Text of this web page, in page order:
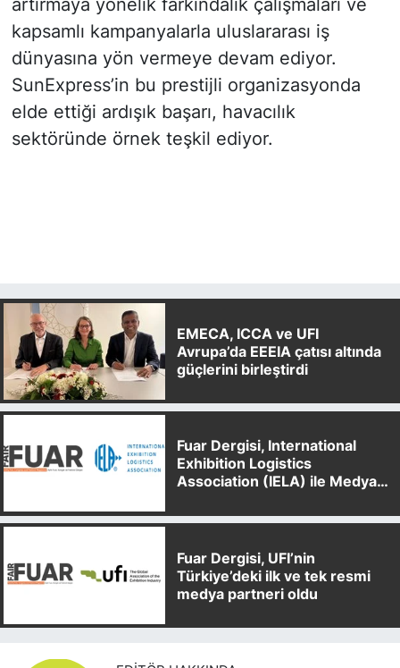
kapsamlı kampanyalarla uluslararası iş
dünyasına yön vermeye devam ediyor.
SunExpress’in bu prestijli organizasyonda
elde ettiği ardışık başarı, havacılık
sektöründe örnek teşkil ediyor.
EMECA, ICCA ve UFI
Avrupa’da EEEIA çatısı altında
güçlerini birleştirdi
Fuar Dergisi, International
Exhibition Logistics
Association (IELA) ile Medya
Fuar Dergisi, UFI’nin
Türkiye’deki ilk ve tek resmi
medya partneri oldu